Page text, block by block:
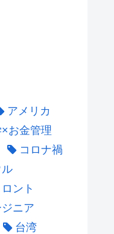
アメリカ
お金管理
コロナ禍
ル
ロント
ニア
台湾